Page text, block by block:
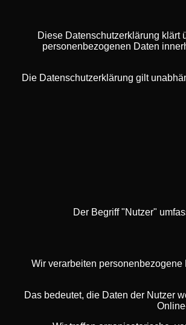
Diese Datenschutzerklärung klärt
personenbezogenen Daten
Die Datenschutzerklärung gilt
Der Begriff "Nutzer"
Wir verarbeiten
Das bedeutet, die Daten der Nutzer